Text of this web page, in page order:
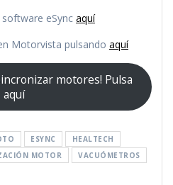
eSync aquí
Motorvista pulsando aquí
motores! Pulsa
aquí
ESYNC
HEALTECH
MOTOR VACUÓMETROS